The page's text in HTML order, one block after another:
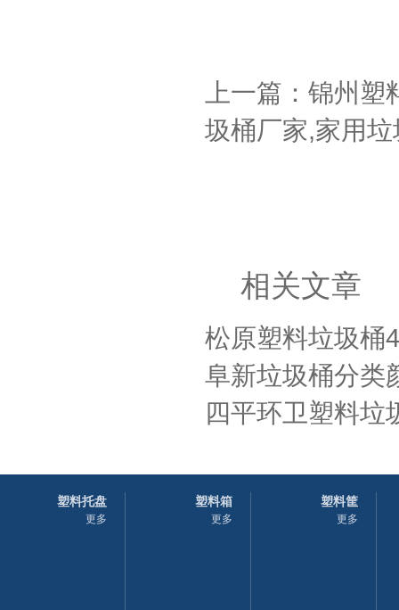
上一篇：锦州
圾桶厂家,家用
相关文章
松原塑料垃圾桶
阜新垃圾桶分类
四平环卫塑料垃
塑料托盘
更多
塑料箱
更多
塑料筐
更多